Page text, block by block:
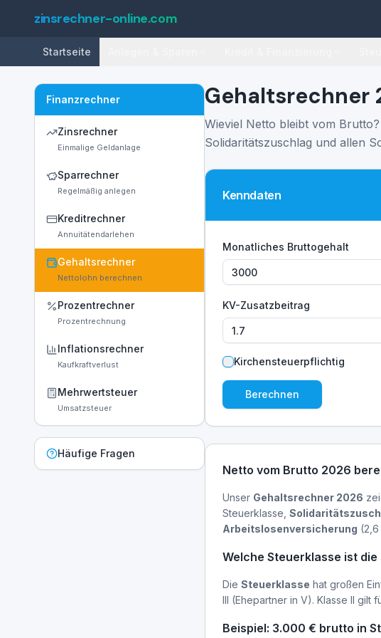
zinsrechner-online.com
Startseite
Finanzrechner
Zinsrechner
Einmalige Geldanlage
Sparrechner
Regelmäßig anlegen
Kreditrechner
Annuitätendarlehen
Gehaltsrechner
Nettolohn berechnen
Prozentrechner
Prozentrechnung
Inflationsrechner
Kaufkraftverlust
Mehrwertsteuer
Umsatzsteuer
Häufige Fragen
Gehaltsrechner
Wieviel Netto bleibt vom
Solidaritätszuschlag und allen
Kenndaten
Monatliches Bruttogehalt
KV-Zusatzbeitrag
Kirchensteuerpflichtig
Berechnen
Netto vom Brutto 2026
Unser Gehaltsrechner 2026
Steuerklasse,
Arbeitslosenversicherung
Welche Steuerklasse ist
Die Steuerklasse hat großen
III (Ehepartner in V). Klasse II gilt
Beispiel: 3.000 € brutto in